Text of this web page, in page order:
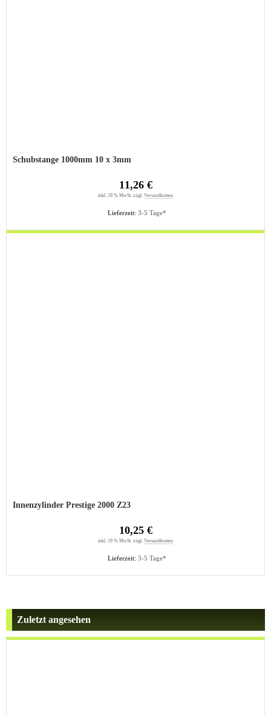
Schubstange 1000mm 10 x 3mm
Lieferzeit: 3-5 Tage*
11,26 €
inkl. 19 % MwSt. zzgl. Versandkosten
Innenzylinder Prestige 2000 Z23
Lieferzeit: 3-5 Tage*
10,25 €
inkl. 19 % MwSt. zzgl. Versandkosten
Zuletzt angesehen